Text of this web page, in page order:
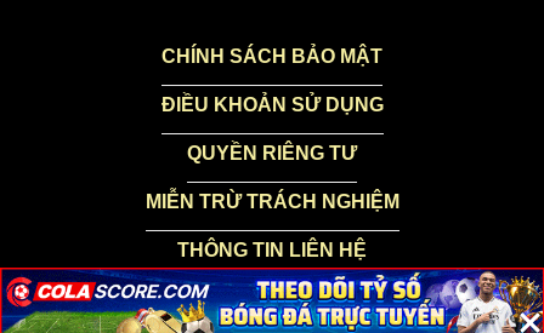
CHÍNH SÁCH BẢO MẬT
ĐIỀU KHOẢN SỬ DỤNG
QUYỀN RIÊNG TƯ
MIỄN TRỪ TRÁCH NGHIỆM
THÔNG TIN LIÊN HỆ
Bản quyền thuộc danhbaionline.us.com ×
×
×